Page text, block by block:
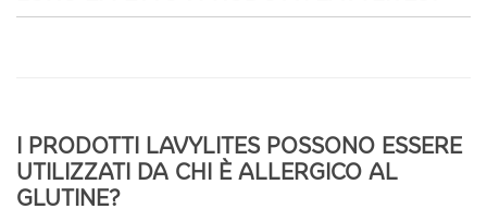
I PRODOTTI LAVYLITES POSSONO ESSERE
UTILIZZATI DA CHI È ALLERGICO AL
GLUTINE?